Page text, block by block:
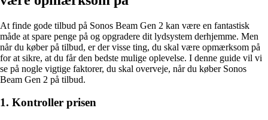
At finde gode tilbud på Sonos Beam Gen 2 kan være en fantastisk
måde at spare penge på og opgradere dit lydsystem derhjemme. Men
når du køber på tilbud, er der visse ting, du skal være opmærksom på
for at sikre, at du får den bedste mulige oplevelse. I denne guide vil vi
se på nogle vigtige faktorer, du skal overveje, når du køber Sonos
Beam Gen 2 på tilbud.
1. Kontroller prisen